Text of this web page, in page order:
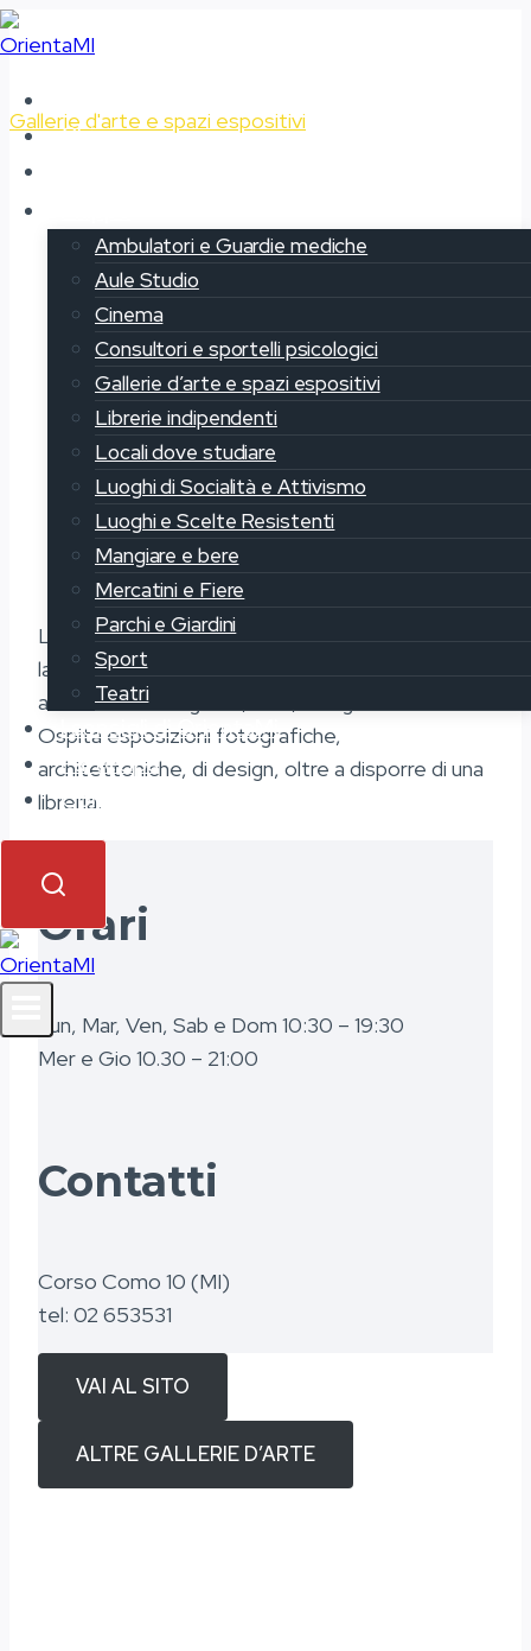
Salta
al
contenuto
Chi siamo
Ambulatori e Guardie mediche
Aule Studio
Cinema
Consultori e sportelli psicologici
Gallerie d’arte e spazi espositivi
Librerie indipendenti
Locali dove studiare
Luoghi di Socialità e Attivismo
Luoghi e Scelte Resistenti
Mangiare e bere
Mercatini e Fiere
Parchi e Giardini
Sport
Teatri
I consigli di OrientaMi
Partecipa
Contatti
Gallerie d'arte e spazi espositivi
Fondazione Sozzani
La Fondazione Sozzani si occupa di promuovere
la diffusione della cultura contemporanea
attraverso fotografia, arte, design e moda.
Ospita esposizioni fotografiche,
architettoniche, di design, oltre a disporre di una
libreria.
Orari
Lun, Mar, Ven, Sab e Dom 10:30 – 19:30
Mer e Gio 10.30 – 21:00
Contatti
Corso Como 10 (MI)
tel: 02 653531
VAI AL SITO
ALTRE GALLERIE D’ARTE